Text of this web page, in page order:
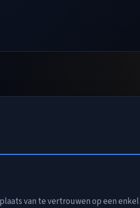
van te vertrouwen op een enkel